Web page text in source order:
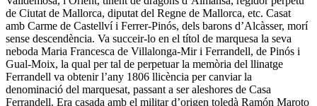
de Ciutat de Mallorca, diputat del Regne de Mallorca, etc. Casat
amb Carme de Castellví i Ferrer-Pinós, dels barons d’Alcàsser, morí
sense descendència. Va succeir-lo en el títol de marquesa la seva
neboda Maria Francesca de Villalonga-Mir i Ferrandell, de Pinós i
Gual-Moix, la qual per tal de perpetuar la memòria del llinatge
Ferrandell va obtenir l’any 1806 llicència per canviar la
denominació del marquesat, passant a ser aleshores de Casa
Ferrandell. Era casada amb el militar d’origen toledà Ramón Maroto